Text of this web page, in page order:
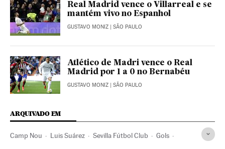
Real Madrid vence o Villarreal e se
mantém vivo no Espanhol
GUSTAVO MONIZ | SÃO PAULO
Atlético de Madri vence o Real
Madrid por 1 a 0 no Bernabéu
GUSTAVO MONIZ | SÃO PAULO
ARQUIVADO EM
Camp Nou Luis Suárez Sevilla Fútbol Club Gols